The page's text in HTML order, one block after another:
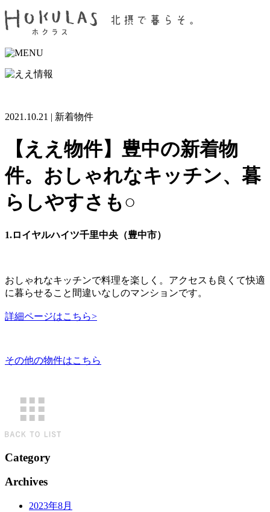
2021.10.21 | 新着物件
【ええ物件】豊中の新着物
件。おしゃれなキッチン、暮
らしやすさも○
1.ロイヤルハイツ千里中央（豊中市）
おしゃれなキッチンで料理を楽しく。アクセスも良くて快適
に暮らせること間違いなしのマンションです。
詳細ページはこちら>
その他の物件はこちら
Category
Archives
2023年8月